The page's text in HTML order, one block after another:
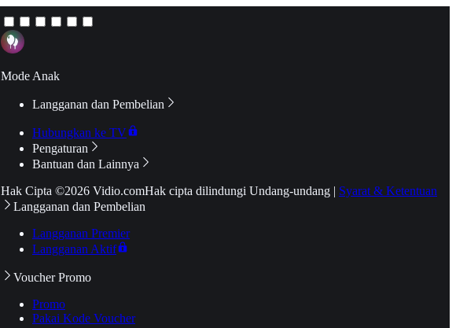
Mode Anak
Langganan dan Pembelian
Hubungkan ke TV
Pengaturan
Bantuan dan Lainnya
Hak Cipta ©2026 Vidio.comHak cipta dilindungi Undang-undang | Syarat & Ketentuan
Langganan dan Pembelian
Langganan Premier
Langganan Aktif
Voucher Promo
Promo
Pakai Kode Voucher